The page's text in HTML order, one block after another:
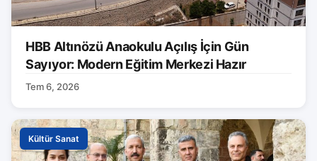
HBB Altınözü Anaokulu Açılış İçin Gün
Sayıyor: Modern Eğitim Merkezi Hazır
Tem 6, 2026
Kültür Sanat